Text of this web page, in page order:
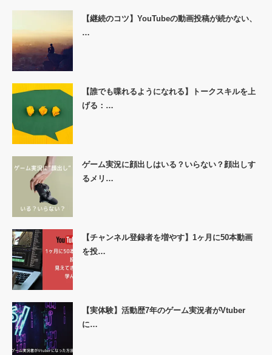
【継続のコツ】YouTubeの動画投稿が続かない、
…
【誰でも喋れるようになれる】トークスキルを上
げる：…
ゲーム実況に顔出しはいる？いらない？顔出しす
るメリ…
【チャンネル登録者を増やす】1ヶ月に50本動画
を投…
【実体験】活動歴7年のゲーム実況者がVtuber
に…